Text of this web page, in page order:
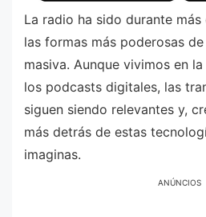
La radio ha sido durante
las formas más poderosas
masiva. Aunque vivimos en
los podcasts digitales, las
siguen siendo relevantes y,
más detrás de estas
imaginas.
ANÚNCIOS